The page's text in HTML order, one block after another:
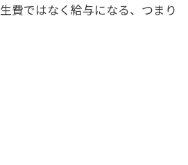
費ではなく給与になる、つまり